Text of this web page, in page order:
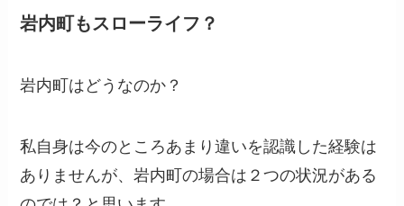
岩内町もスローライフ？
岩内町はどうなのか？
私自身は今のところあまり違いを認識した経験は
ありませんが、岩内町の場合は２つの状況がある